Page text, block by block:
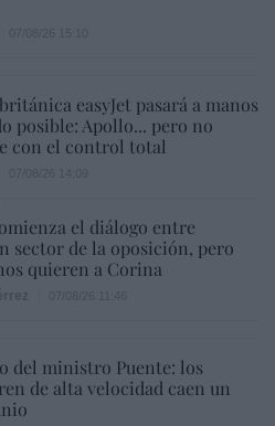
easyJet pasará a manos
posible: Apollo... pero no
con el control total
el diálogo entre
sector de la oposición, pero
quieren a Corina
del ministro Puente: los
de alta velocidad caen un